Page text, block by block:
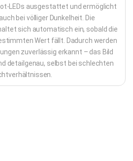
LEDs ausgestattet und ermöglicht
bei völliger Dunkelheit. Die
sich automatisch ein, sobald die
Wert fällt. Dadurch werden
zuverlässig erkannt – das Bild
detailgenau, selbst bei schlechten